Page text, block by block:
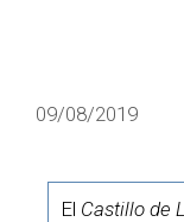
09/08/2019
El Castillo de